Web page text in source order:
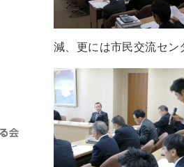
減、更には市民交流セン